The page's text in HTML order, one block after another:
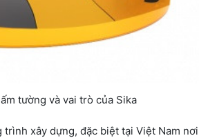
tường và vai trò của Sika
xây dựng, đặc biệt tại Việt Nam